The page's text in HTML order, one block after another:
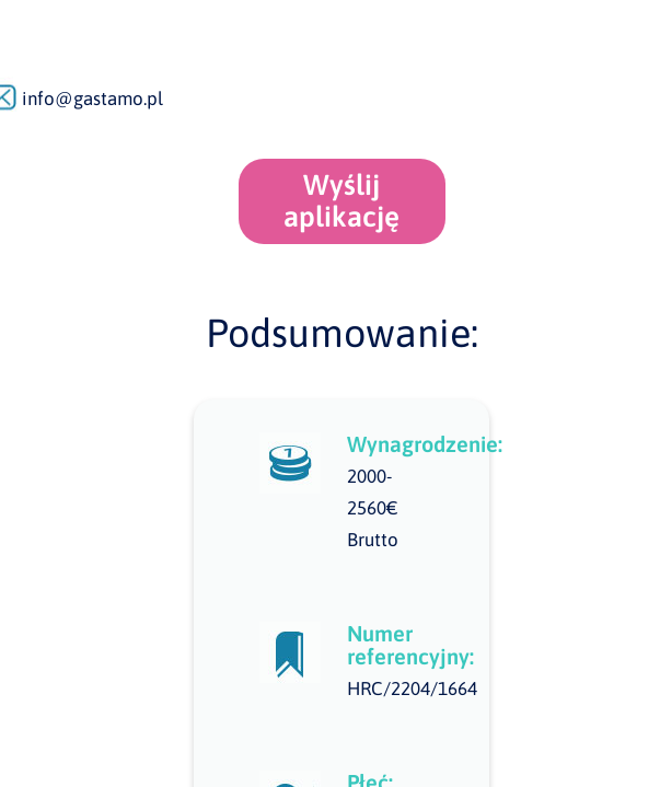
info@gastamo.pl
Wyślij
aplikację
Podsumowanie:
Wynagrodzenie:
2000-
2560€
Brutto
Numer
referencyjny:
HRC/2204/1664